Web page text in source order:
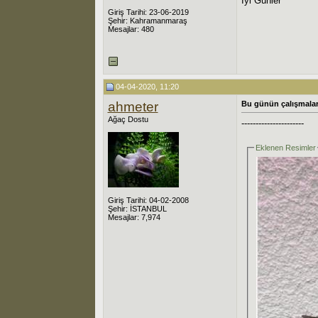
Giriş Tarihi: 23-06-2019
Şehir: Kahramanmaraş
Mesajlar: 480
04-04-2020, 11:20
ahmeter
Ağaç Dostu
Giriş Tarihi: 04-02-2008
Şehir: İSTANBUL
Mesajlar: 7,974
Bu günün
----------------------
Eklenen Resimler